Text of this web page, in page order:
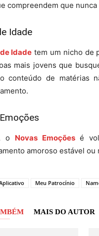
compreendem que
Idade
Idade tem um nicho de
mais jovens que
conteúdo de matérias
o Novas Emoçõesé
amoroso estável ou
Meu Patrocínio
MAIS DO AUTOR